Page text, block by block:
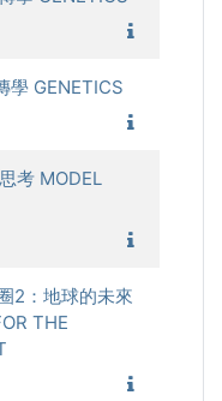
學 GENETICS
考 MODEL
2：地球的未來
THE